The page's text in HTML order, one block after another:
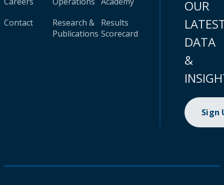
Contact
Research &
Publications
Results
Scorecard
OUR
DATA
&
Sign